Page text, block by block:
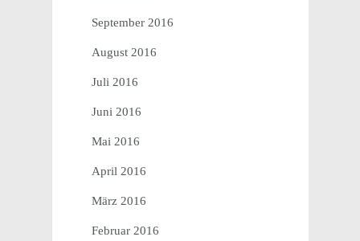
September 2016
August 2016
Juli 2016
Juni 2016
Mai 2016
April 2016
März 2016
Februar 2016